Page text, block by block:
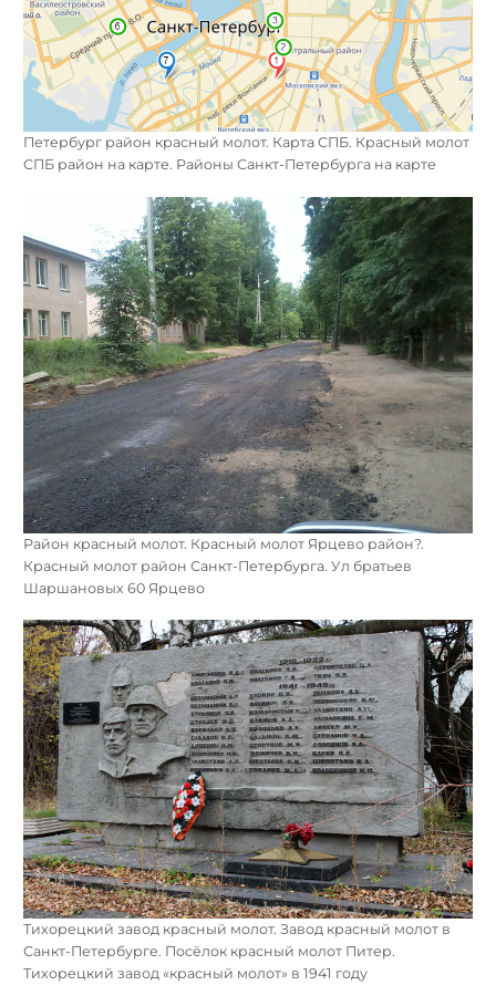
Петербург район красный молот. Карта СПБ. Красный молот
СПБ район на карте. Районы Санкт-Петербурга на карте
Район красный молот. Красный молот Ярцево район?.
Красный молот район Санкт-Петербурга. Ул братьев
Шаршановых 60 Ярцево
Тихорецкий завод красный молот. Завод красный молот в
Санкт-Петербурге. Посёлок красный молот Питер.
Тихорецкий завод «красный молот» в 1941 году